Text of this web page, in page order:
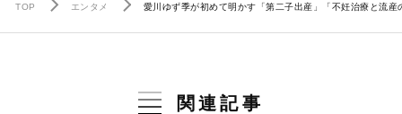
TOP エンタメ 愛川ゆず季が初めて明かす「第二子出産」「不妊治療と流
関連記事